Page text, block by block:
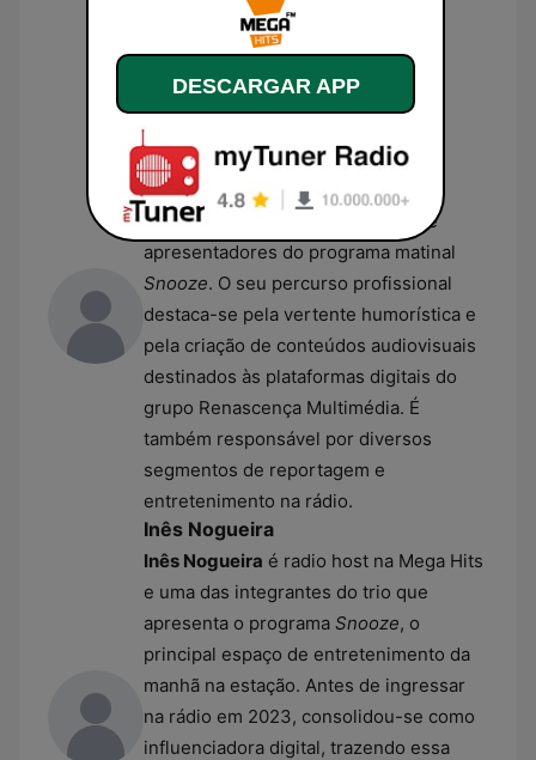
Além do seu trabalho em estúdio,
participa frequentemente em
coberturas de festivais de música e
eventos de entretenimento.
Alexandre Guimarães
Alexandre Guimarães é locutor,
produtor e guionista na Mega Hits,
integrando atualmente a equipa de
apresentadores do programa matinal
Snooze. O seu percurso profissional
destaca-se pela vertente humorística e
pela criação de conteúdos audiovisuais
destinados às plataformas digitais do
grupo Renascença Multimédia. É
também responsável por diversos
segmentos de reportagem e
entretenimento na rádio.
Inês Nogueira
Inês Nogueira é radio host na Mega Hits
e uma das integrantes do trio que
apresenta o programa Snooze, o
principal espaço de entretenimento da
manhã na estação. Antes de ingressar
na rádio em 2023, consolidou-se como
influenciadora digital, trazendo essa
DESCARGAR APP